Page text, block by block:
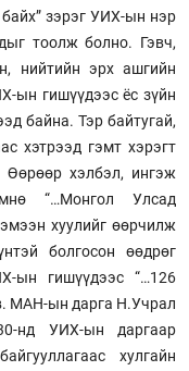
байх” зэрэг УИХ-ын нэр
тоолж болно. Гэвч,
нийтийн эрх ашгийн
ын гишүүдээс ёс зүйн
байна. Тэр байтугай,
хэтрээд гэмт хэрэгт
Өөрөөр хэлбэл, ингэж
“…Монгол Улсад
хуулийг өөрчилж
болгосон өөдрөг
ын гишүүдээс “…126
МАН-ын дарга Н.Учрал
нд УИХ-ын даргаар
хулгайн